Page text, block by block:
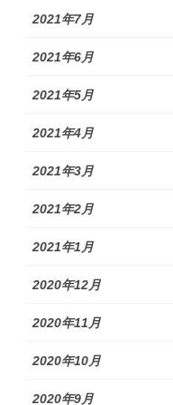
2021年7月
2021年6月
2021年5月
2021年4月
2021年3月
2021年2月
2021年1月
2020年12月
2020年11月
2020年10月
2020年9月